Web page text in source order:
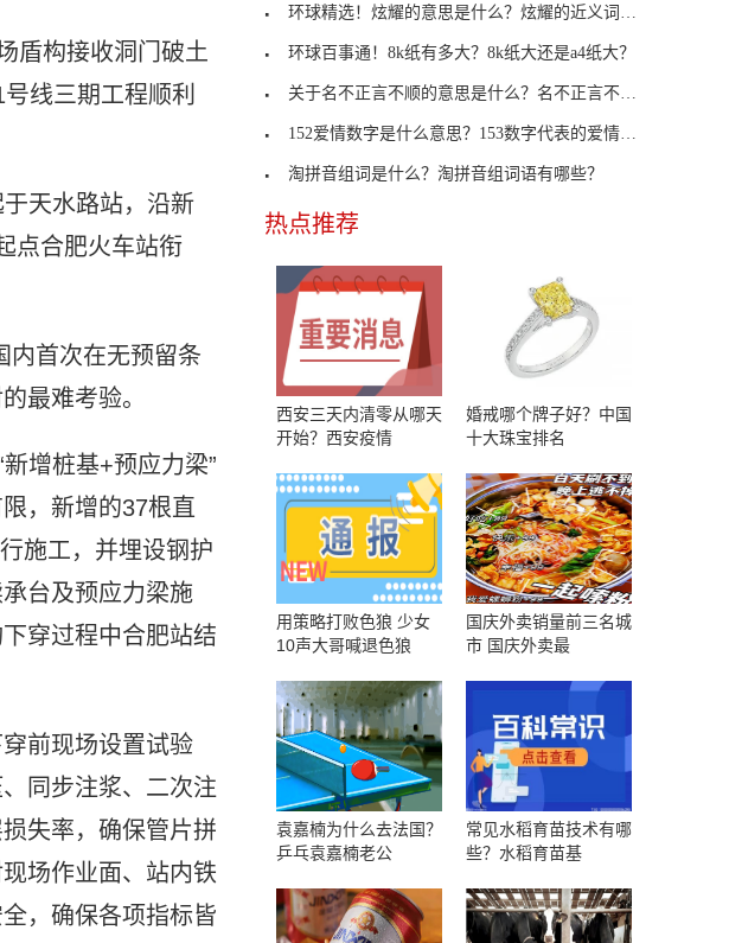
盾构接收洞门破土
线三期工程顺利
天水路站，沿新
点合肥火车站衔
内首次在无预留条
最难考验。
增桩基+预应力梁”
，新增的37根直
施工，并埋设钢护
台及预应力梁施
穿过程中合肥站结
前现场设置试验
同步注浆、二次注
失率，确保管片拼
场作业面、站内铁
，确保各项指标皆
环球精选！炫耀的意思是什么？炫耀的近义词有哪些？
环球百事通！8k纸有多大？8k纸大还是a4纸大？
关于名不正言不顺的意思是什么？名不正言不顺的含义
152爱情数字是什么意思？153数字代表的爱情含义
淘拼音组词是什么？淘拼音组词语有哪些？
热点推荐
西安三天内清零从哪天
开始？西安疫情
婚戒哪个牌子好？中国
十大珠宝排名
用策略打败色狼 少女
10声大哥喊退色狼
国庆外卖销量前三名城
市 国庆外卖最
袁嘉楠为什么去法国？
乒乓袁嘉楠老公
常见水稻育苗技术有哪
些？水稻育苗基